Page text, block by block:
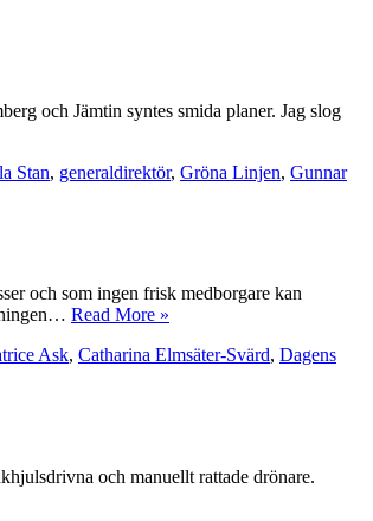
och Jämtin syntes smida planer. Jag slog
Stan, generaldirektör, Gröna Linjen, Gunnar
och som ingen frisk medborgare kan
Read More »
Ask, Catharina Elmsäter-Svärd, Dagens
och manuellt rattade drönare.